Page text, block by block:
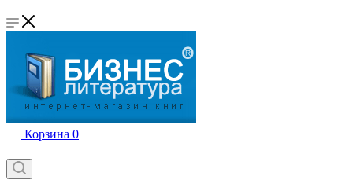
Корзина 0